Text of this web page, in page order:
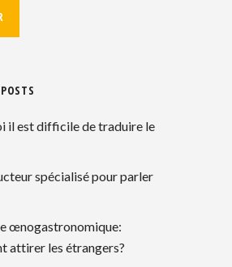
il est difficile de traduire le
spécialisé pour parler
œnogastronomique:
attirer les étrangers?